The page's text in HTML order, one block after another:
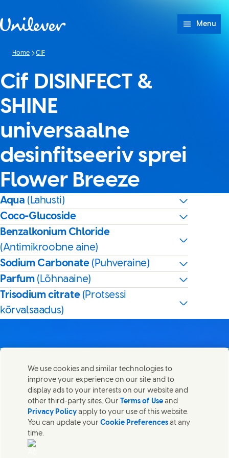
Menu
Home CIF
Cif DISINFECT &
SHINE
universaalne
desinfitseeriv sprei
Flower Breeze
Aqua (Lahusti)
Coco-Glucoside
Benzalkonium Chloride
(Antimikroobne aine)
Sodium Carbonate (Puhveraine)
Parfum (Lõhnaaine)
Trisodium citrate (Protsessi
kõrvalsaadus)
Share this page
Share this page on Facebook
Share this page on X
Share this page on Linked In
Share this page on E-mail
Võta meiega ühendust
Võtke ühendust Unilever PLC ja meie peakontori
spetsialistidega või leidke kontakte üle kogu maailma.
Võta meiega ühendust
We use cookies and similar technologies to
improve your experience on our site and to
display ads to your interests on our website and
other third-party sites. Our Terms of Use and
Privacy Policy apply to your use of this website.
You can update yourCookie Preferences at any
time.